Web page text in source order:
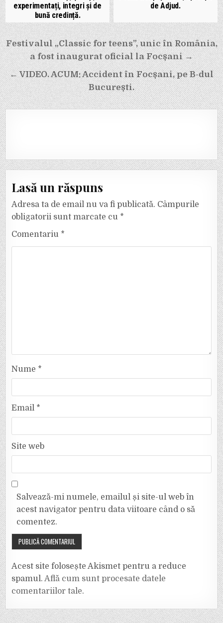
experimentați, integri și de
bună credință.
de Adjud.
Navigare
în
articole
Festivalul „Classic for teens”, unic în România,
a fost inaugurat oficial la Focșani →
← VIDEO. ACUM: Accident în Focșani, pe B-dul
București.
Lasă un răspuns
Adresa ta de email nu va fi publicată. Câmpurile
obligatorii sunt marcate cu *
Comentariu *
Nume *
Email *
Site web
Salvează-mi numele, emailul și site-ul web în
acest navigator pentru data viitoare când o să
comentez.
Acest site folosește Akismet pentru a reduce
spamul.Află cum sunt procesate datele
comentariilor tale.